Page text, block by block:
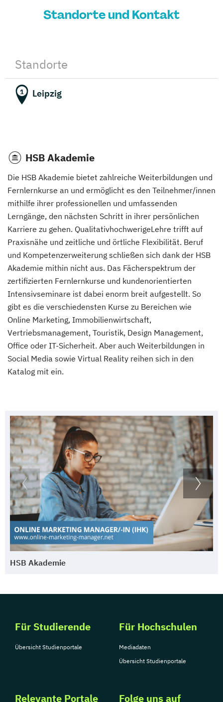
Standorte und Kontakt
Standorte
1 Leipzig
HSB Akademie
Die HSB Akademie bietet zahlreiche Weiterbildungen und
Fernlernkurse an und ermöglicht es den Teilnehmer/innen
mithilfe ihrer professionellen und umfassenden
Lerngänge, den nächsten Schritt in ihrer persönlichen
Karriere zu gehen. QualitativhochwerigeLehre trifft auf
Praxisnähe und zeitliche und örtliche Flexibilität. Beruf
und Kompetenzerweiterung schließen sich dank der HSB
Akademie mithin nicht aus. Das Fächerspektrum der
zertifizierten Fernlernkurse und kundenorientierten
Intensivseminare ist dabei enorm breit aufgestellt. So
gibt es die verschiedensten Kurse zu Bereichen wie
Online Marketing, Immobilienwirtschaft,
Vertriebsmanagement, Touristik, Design Management,
Office oder IT-Sicherheit. Aber auch Weiterbildungen in
Social Media sowie Virtual Reality reihen sich in den
Katalog mit ein.
HSB Akademie
Für Studierende
Übersicht Studienportale
Für Hochschulen
Mediadaten
Übersicht Studienportale
Relevante Portale Folge uns auf